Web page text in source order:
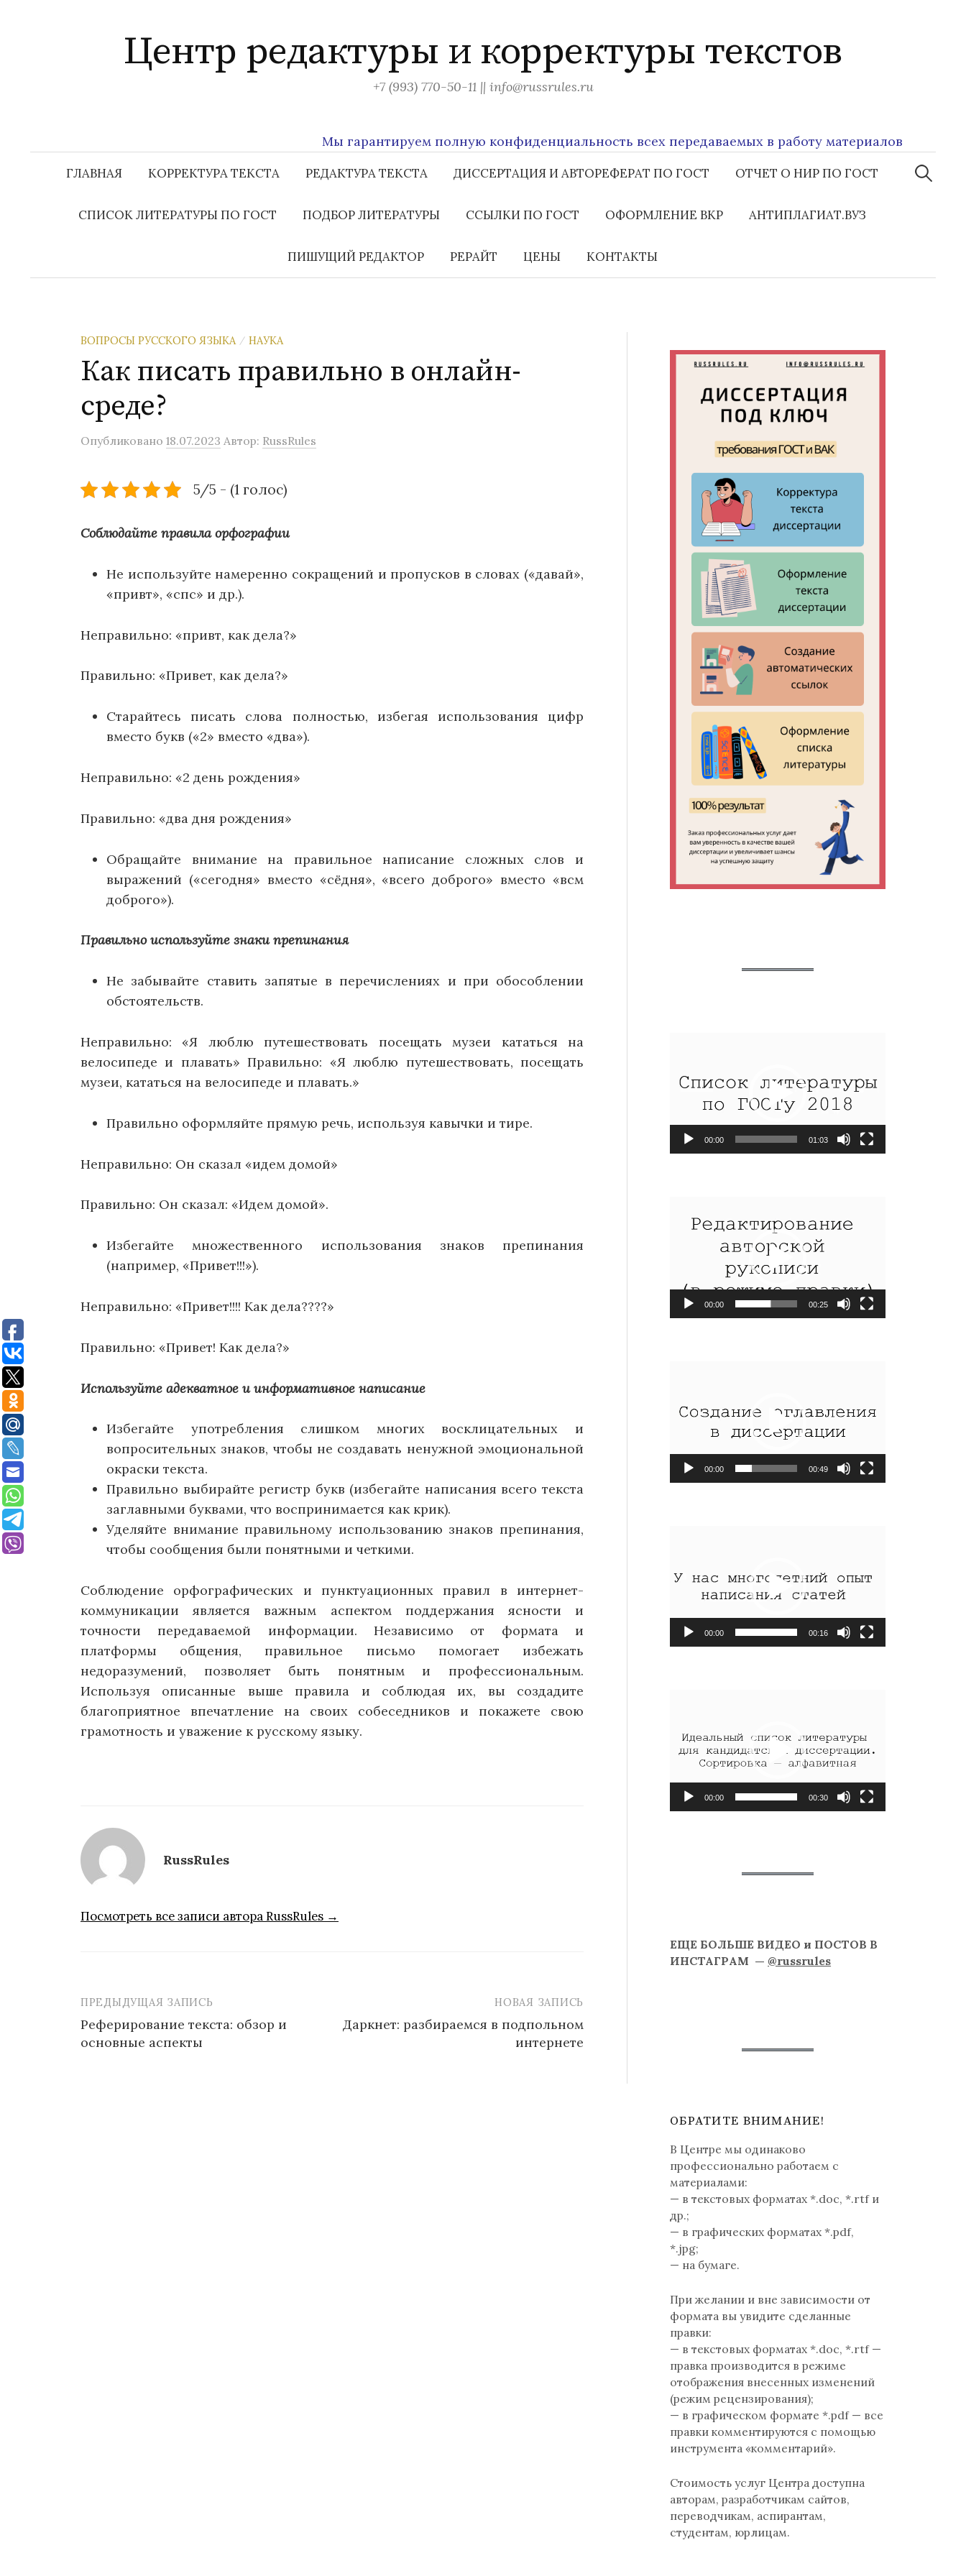
Центр редактуры и корректуры текстов
+7 (993) 770-50-11 || info@russrules.ru
Мы гарантируем полную конфиденциальность всех передаваемых в работу материалов
ГЛАВНАЯ КОРРЕКТУРА ТЕКСТА РЕДАКТУРА ТЕКСТА ДИССЕРТАЦИЯ И АВТОРЕФЕРАТ ПО ГОСТ ОТЧЕТ О НИР ПО ГОСТ
СПИСОК ЛИТЕРАТУРЫ ПО ГОСТ ПОДБОР ЛИТЕРАТУРЫ ССЫЛКИ ПО ГОСТ ОФОРМЛЕНИЕ ВКР АНТИПЛАГИАТ.ВУЗ
ПИШУЩИЙ РЕДАКТОР РЕРАЙТ ЦЕНЫ КОНТАКТЫ
Найти:
ВОПРОСЫ РУССКОГО ЯЗЫКА / НАУКА
Как писать правильно в онлайн-
среде?
Опубликовано 18.07.2023 Автор: RussRules
5/5 - (1 голос)
Соблюдайте правила орфографии
Не используйте намеренно сокращений и пропусков в словах («давай»,
«привт», «спс» и др.).
Неправильно: «привт, как дела?»
Правильно: «Привет, как дела?»
Старайтесь писать слова полностью, избегая использования цифр
вместо букв («2» вместо «два»).
Неправильно: «2 день рождения»
Правильно: «два дня рождения»
Обращайте внимание на правильное написание сложных слов и
выражений («сегодня» вместо «сёдня», «всего доброго» вместо «всм
доброго»).
Правильно используйте знаки препинания
Не забывайте ставить запятые в перечислениях и при обособлении
обстоятельств.
Неправильно: «Я люблю путешествовать посещать музеи кататься на
велосипеде и плавать» Правильно: «Я люблю путешествовать, посещать
музеи, кататься на велосипеде и плавать.»
Правильно оформляйте прямую речь, используя кавычки и тире.
Неправильно: Он сказал «идем домой»
Правильно: Он сказал: «Идем домой».
Избегайте множественного использования знаков препинания
(например, «Привет!!!»).
Неправильно: «Привет!!!! Как дела????»
Правильно: «Привет! Как дела?»
Используйте адекватное и информативное написание
Избегайте употребления слишком многих восклицательных и
вопросительных знаков, чтобы не создавать ненужной эмоциональной
окраски текста.
Правильно выбирайте регистр букв (избегайте написания всего текста
заглавными буквами, что воспринимается как крик).
Уделяйте внимание правильному использованию знаков препинания,
чтобы сообщения были понятными и четкими.
Соблюдение орфографических и пунктуационных правил в интернет-
коммуникации является важным аспектом поддержания ясности и
точности передаваемой информации. Независимо от формата и
платформы общения, правильное письмо помогает избежать
недоразумений, позволяет быть понятным и профессиональным.
Используя описанные выше правила и соблюдая их, вы создадите
благоприятное впечатление на своих собеседников и покажете свою
грамотность и уважение к русскому языку.
RussRules
Посмотреть все записи автора RussRules →
Навигация
по
ПРЕДЫДУЩАЯ ЗАПИСЬ
Реферирование текста: обзор и
основные аспекты
НОВАЯ ЗАПИСЬ
Даркнет: разбираемся в подпольном
интернете
00:00 01:03
00:00 00:25
00:00 00:49
00:00 00:16
00:00 00:30
ЕЩЕ БОЛЬШЕ ВИДЕО и ПОСТОВ В
ИНСТАГРАМ —@russrules
ОБРАТИТЕ ВНИМАНИЕ!
В Центре мы одинаково
профессионально работаем с
материалами:
— в текстовых форматах *.doc, *.rtf и
др.;
— в графических форматах *.pdf,
*.jpg;
— на бумаге.
При желании и вне зависимости от
формата вы увидите сделанные
правки:
— в текстовых форматах *.doc, *.rtf —
правка производится в режиме
отображения внесенных изменений
(режим рецензирования);
— в графическом формате *.pdf — все
правки комментируются с помощью
инструмента «комментарий».
Стоимость услуг Центра доступна
авторам, разработчикам сайтов,
переводчикам, аспирантам,
студентам, юрлицам.